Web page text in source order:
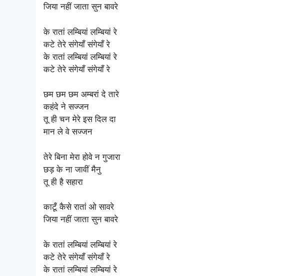
जिया नहीं जाता सुन बावरे
के रातां लम्बियां लम्बियां रे
कटे तेरे संगेयाँ संगेयाँ रे
के रातां लम्बियां लम्बियां रे
कटे तेरे संगेयाँ संगेयाँ रे
छम छम छम अम्बरां दे तारे
कहंदे ने सज्जन
तू ही चन मेरे इस दिल दा
मान ले वे सज्जन
तेरे बिना मेरा होवे न गुजारा
छड़ के ना जावीं मैनु
तू ही है सहारा
काटूँ कैसे रातां ओ सावरे
जिया नहीं जाता सुन बावरे
के रातां लम्बियां लम्बियां रे
कटे तेरे संगेयाँ संगेयाँ रे
के रातां लम्बियां लम्बियां रे